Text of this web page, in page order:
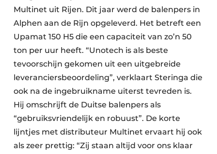
Multinet uit Rijen. Dit jaar werd de balenpers in
Alphen aan de Rijn opgeleverd. Het betreft een
Upamat 150 H5 die een capaciteit van zo’n 50
ton per uur heeft. “Unotech is als beste
tevoorschijn gekomen uit een uitgebreide
leveranciersbeoordeling”, verklaart Steringa die
ook na de ingebruikname uiterst tevreden is.
Hij omschrijft de Duitse balenpers als
“gebruiksvriendelijk en robuust”. De korte
lijntjes met distributeur Multinet ervaart hij ook
als zeer prettig: “Zij staan altijd voor ons klaar